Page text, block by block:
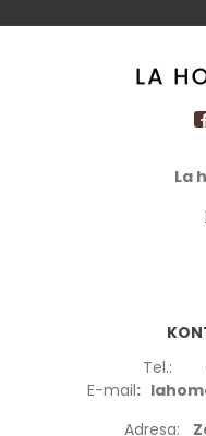
La
Tel.:
E-mail:
Adresa: